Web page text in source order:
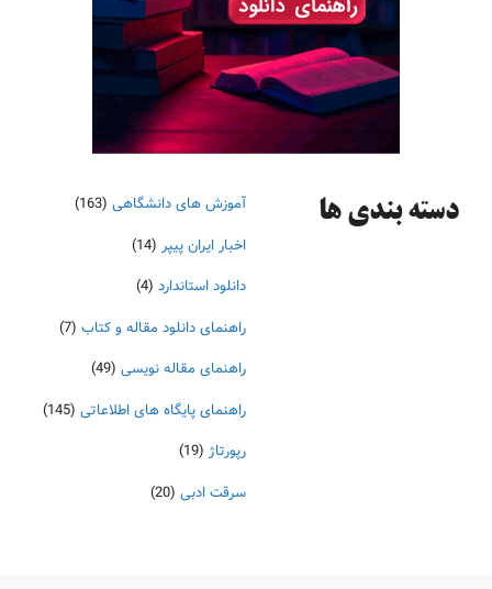
دسته‌ بندی ها آموزش های دانشگاهی (163)
اخبار ایران پیپر (14)
دانلود استاندارد (4)
راهنمای دانلود مقاله و کتاب (7)
راهنمای مقاله نویسی (49)
راهنمای پایگاه های اطلاعاتی (145)
رپورتاژ (19)
سرقت ادبی (20)